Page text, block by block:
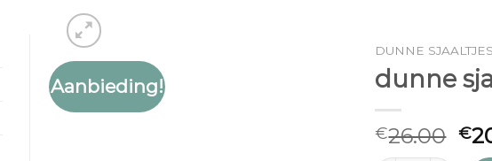
Aanbieding!
DUNNE
dunne
€26.00 €